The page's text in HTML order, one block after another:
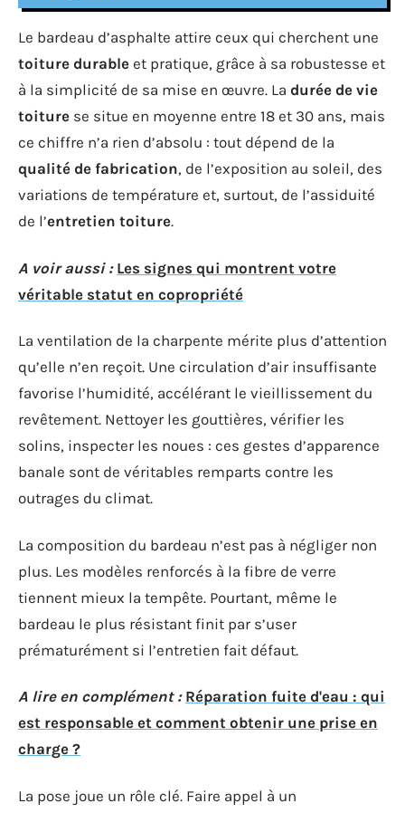
Le bardeau d’asphalte attire ceux qui cherchent une
toiture durable et pratique, grâce à sa robustesse et
à la simplicité de sa mise en œuvre. La durée de vie
toiture se situe en moyenne entre 18 et 30 ans, mais
ce chiffre n’a rien d’absolu : tout dépend de la
qualité de fabrication, de l’exposition au soleil, des
variations de température et, surtout, de l’assiduité
de l’entretien toiture.
A voir aussi : Les signes qui montrent votre
véritable statut en copropriété
La ventilation de la charpente mérite plus d’attention
qu’elle n’en reçoit. Une circulation d’air insuffisante
favorise l’humidité, accélérant le vieillissement du
revêtement. Nettoyer les gouttières, vérifier les
solins, inspecter les noues : ces gestes d’apparence
banale sont de véritables remparts contre les
outrages du climat.
La composition du bardeau n’est pas à négliger non
plus. Les modèles renforcés à la fibre de verre
tiennent mieux la tempête. Pourtant, même le
bardeau le plus résistant finit par s’user
prématurément si l’entretien fait défaut.
A lire en complément : Réparation fuite d'eau : qui
est responsable et comment obtenir une prise en
charge ?
La pose joue un rôle clé. Faire appel à un